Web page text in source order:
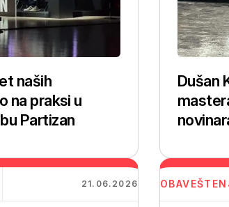
naših
na praksi u
Partizan
Dušan
21.06.2026